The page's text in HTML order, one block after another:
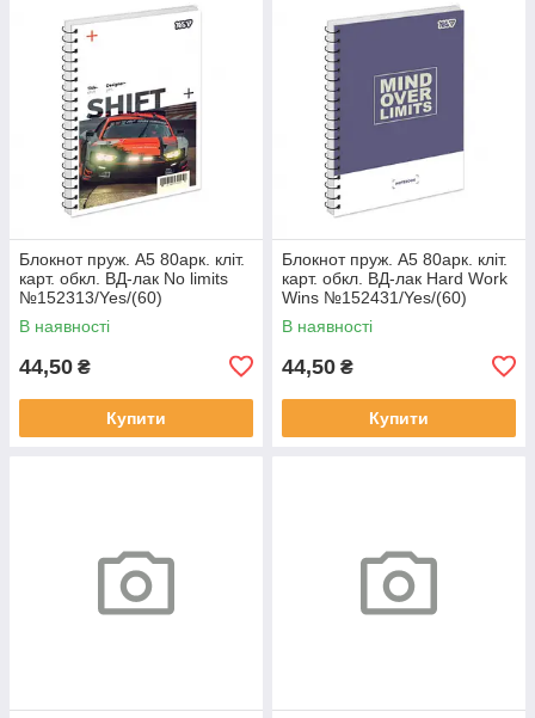
Блокнот пруж. А5 80арк. кліт.
карт. обкл. ВД-лак No limits
№152313/Yes/(60)
В наявності
44,50 ₴
Купити
Блокнот пруж. А5 80арк. кліт.
карт. обкл. ВД-лак Hard Work
Wins №152431/Yes/(60)
В наявності
44,50 ₴
Купити